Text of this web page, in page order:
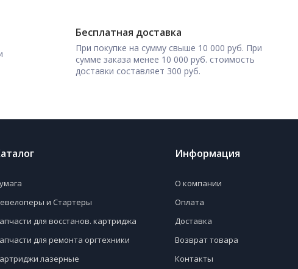
Бесплатная доставка
При покупке на сумму свыше 10 000 руб. При
сумме заказа менее 10 000 руб. стоимость
доставки составляет 300 руб.
и Стартеры
для восстанов. картриджа
для ремонта оргтехники
лазерные
Информация
О компании
Оплата
Доставка
Возврат товара
Контакты